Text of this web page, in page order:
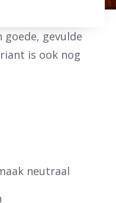
gevulde
is ook nog
neutraal